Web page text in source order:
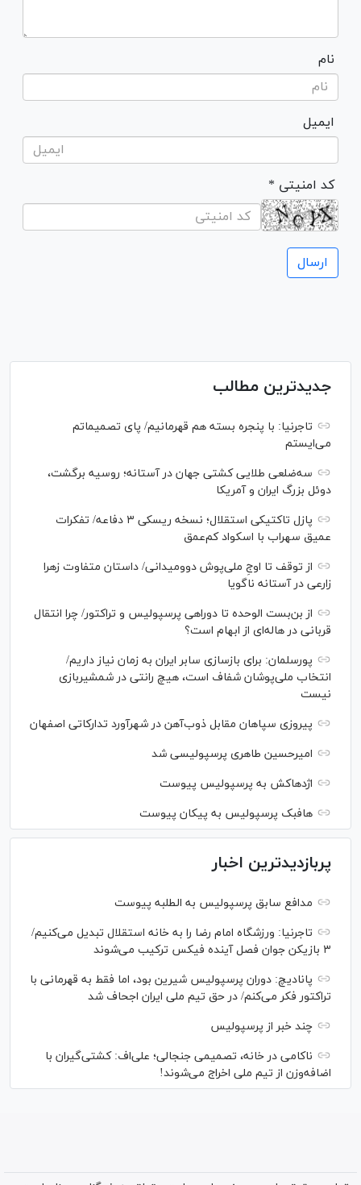
نام
ایمیل
* کد امنیتی
جدیدترین مطالب
تاجرنیا: با پنجره بسته هم قهرمانیم/ پای تصمیماتم
می‌ایستم
سه‌ضلعی طلایی کشتی جهان در آستانه؛ روسیه برگشت،
دوئل بزرگ ایران و آمریکا
پازل تاکتیکی استقلال؛ نسخه ریسکی ۳ دفاعه/ تفکرات
عمیق سهراب با اسکواد کم‌عمق
از توقف تا اوجِ ملی‌پوش دوومیدانی/ داستان متفاوت زهرا
زارعی در آستانه ناگویا
از بن‌بست الوحده تا دوراهی پرسپولیس و تراکتور/ چرا انتقال
قربانی در هاله‌ای از ابهام است؟
پورسلمان: برای بازسازی سابر ایران به زمان نیاز داریم/
انتخاب ملی‌پوشان شفاف است، هیچ رانتی در شمشیربازی
نیست
پیروزی سپاهان مقابل ذوب‌آهن در شهرآورد تدارکاتی اصفهان
امیرحسین طاهری پرسپولیسی شد
اژدهاکش به پرسپولیس پیوست
هافبک پرسپولیس به پیکان پیوست
پربازدیدترین اخبار
مدافع سابق پرسپولیس به الطلبه پیوست
تاجرنیا: ورزشگاه امام رضا را به خانه استقلال تبدیل می‌کنیم/
۳ بازیکن جوان فصل آینده فیکس ترکیب می‌شوند
پانادیچ: دوران پرسپولیس شیرین بود، اما فقط به قهرمانی با
تراکتور فکر می‌کنم/ در حق تیم ملی ایران اجحاف شد
چند خبر از پرسپولیس
ناکامی در خانه، تصمیمی جنجالی؛ علی‌اف: کشتی‌گیران با
اضافه‌وزن از تیم ملی اخراج می‌شوند!